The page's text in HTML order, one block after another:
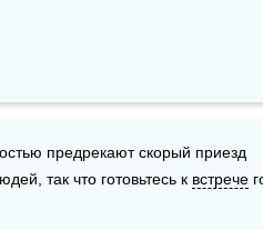
так что готовьтесь к встрече